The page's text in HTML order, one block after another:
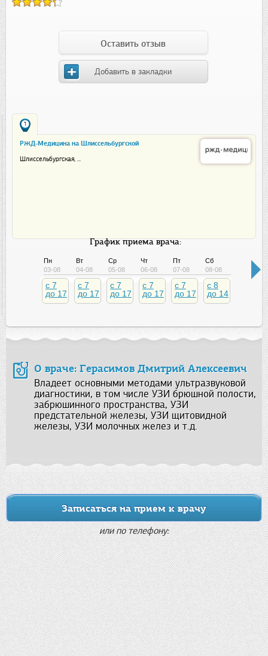
Оставить отзыв
Добавить в закладки
1
РЖД-Медицина на Шлиссельбургской
Шлиссельбургская, ...
График приема врача:
Пн
03-08
c 7
до 17
Вт
04-08
c 7
до 17
Ср
05-08
c 7
до 17
Чт
06-08
c 7
до 17
Пт
07-08
c 7
до 17
Сб
08-08
c 8
до 14
О враче: Герасимов Дмитрий Алексеевич
Владеет основными методами ультразвуковой
диагностики, в том числе УЗИ брюшной полости,
забрюшинного пространства, УЗИ
предстательной железы, УЗИ щитовидной
железы, УЗИ молочных желез и т.д.
Записаться на прием к врачу
или по телефону: